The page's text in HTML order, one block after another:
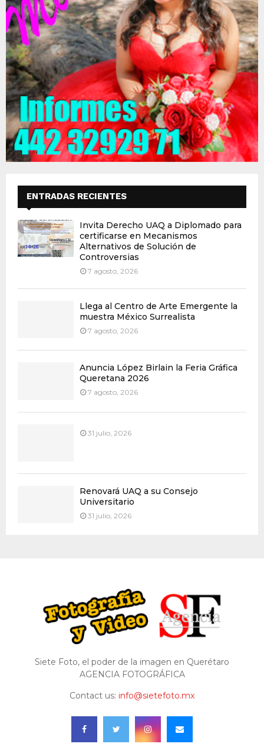
ENTRADAS RECIENTES
Invita Derecho UAQ a Diplomado para
certificarse en Mecanismos
Alternativos de Solución de
Controversias
7 agosto, 2026
Llega al Centro de Arte Emergente la
muestra México Surrealista
7 agosto, 2026
Anuncia López Birlain la Feria Gráfica
Queretana 2026
7 agosto, 2026
31 julio, 2026
Renovará UAQ a su Consejo
Universitario
31 julio, 2026
Siete Foto, el poder de la imagen en Querétaro
AGENCIA FOTOGRÁFICA
Contact us: info@sietefoto.mx